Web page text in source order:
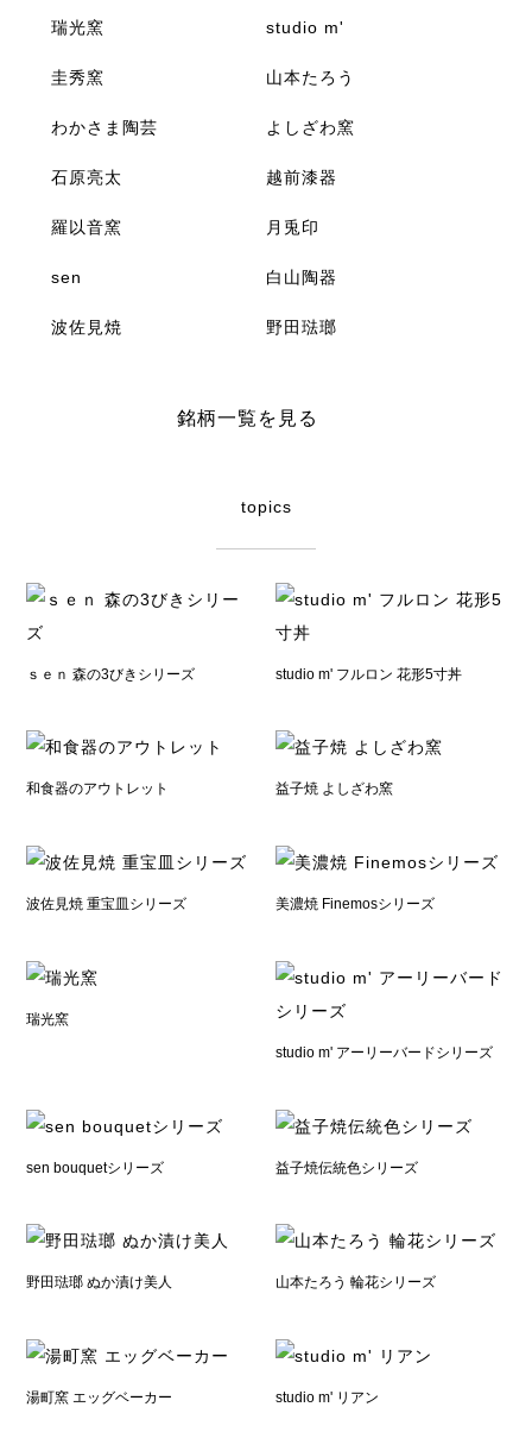
瑞光窯 studio m'
圭秀窯 山本たろう
わかさま陶芸 よしざわ窯
石原亮太 越前漆器
羅以音窯 月兎印
sen 白山陶器
波佐見焼 野田琺瑯
銘柄一覧を見る
topics
ｓｅｎ 森の3びきシリーズ studio m' フルロン 花形5寸丼
和食器のアウトレット 益子焼 よしざわ窯
波佐見焼 重宝皿シリーズ 美濃焼 Finemosシリーズ
瑞光窯
studio m' アーリーバードシリーズ
sen bouquetシリーズ 益子焼伝統色シリーズ
野田琺瑯 ぬか漬け美人 山本たろう 輪花シリーズ
湯町窯 エッグベーカー studio m' リアン